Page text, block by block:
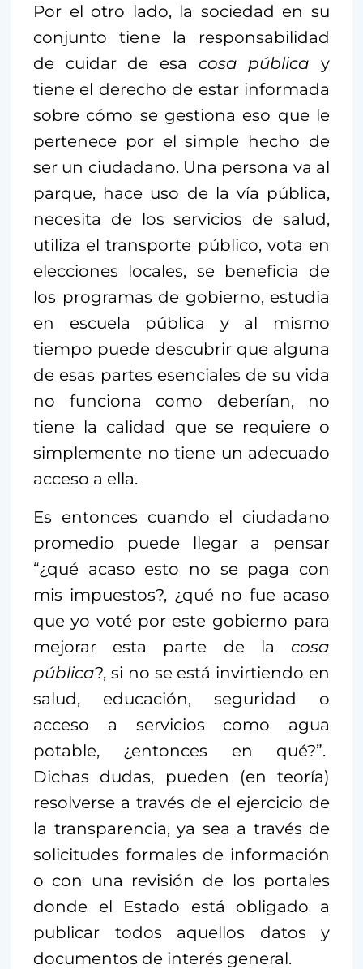
Por el otro lado, la sociedad en su
conjunto tiene la responsabilidad
de cuidar de esa cosa públicay
tiene el derecho de estar informada
sobre cómo se gestiona eso que le
pertenece por el simple hecho de
ser un ciudadano. Una persona va al
parque, hace uso de la vía pública,
necesita de los servicios de salud,
utiliza el transporte público, vota en
elecciones locales, se beneficia de
los programas de gobierno, estudia
en escuela pública y al mismo
tiempo puede descubrir que alguna
de esas partes esenciales de su vida
no funciona como deberían, no
tiene la calidad que se requiere o
simplemente no tiene un adecuado
acceso a ella.
Es entonces cuando el ciudadano
promedio puede llegar a pensar
“¿qué acaso esto no se paga con
mis impuestos?, ¿qué no fue acaso
que yo voté por este gobierno para
mejorar esta parte de la cosa
pública?, si no se está invirtiendo en
salud, educación, seguridad o
acceso a servicios como agua
potable, ¿entonces en qué?”.
Dichas dudas, pueden (en teoría)
resolverse a través de el ejercicio de
la transparencia, ya sea a través de
solicitudes formales de información
o con una revisión de los portales
donde el Estado está obligado a
publicar todos aquellos datos y
documentos de interés general.